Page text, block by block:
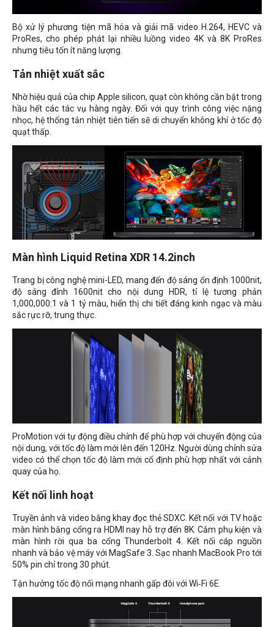
Bộ xử lý phương tiện mã hóa và giải mã video H.264, HEVC và
ProRes, cho phép phát lại nhiều luồng video 4K và 8K ProRes
nhưng tiêu tốn ít năng lượng.
Tản nhiệt xuất sắc
Nhờ hiệu quả của chip Apple silicon, quạt còn không cần bật trong
hầu hết các tác vụ hàng ngày. Đối với quy trình công việc nặng
nhọc, hệ thống tản nhiệt tiên tiến sẽ di chuyển không khí ở tốc độ
quạt thấp.
Màn hình Liquid Retina XDR 14.2inch
Trang bị công nghệ mini-LED, mang đến độ sáng ổn định 1000nit,
độ sáng đỉnh 1600nit cho nội dung HDR, tỉ lệ tương phản
1,000,000:1 và 1 tỷ màu, hiển thị chi tiết đáng kinh ngạc và màu
sắc rực rỡ, trung thực.
ProMotion với tự động điều chỉnh để phù hợp với chuyển động của
nội dung, với tốc độ làm mới lên đến 120Hz. Người dùng chỉnh sửa
video có thể chọn tốc độ làm mới cố định phù hợp nhất với cảnh
quay của họ.
Kết nối linh hoạt
Truyền ảnh và video bằng khay đọc thẻ SDXC. Kết nối với TV hoặc
màn hình bằng cổng ra HDMI nay hỗ trợ đến 8K. Cắm phụ kiện và
màn hình rời qua ba cổng Thunderbolt 4. Kết nối cáp nguồn
nhanh và bảo vệ máy với MagSafe 3. Sạc nhanh MacBook Pro tới
50% pin chỉ trong 30 phút.
Tận hưởng tốc độ nối mạng nhanh gấp đôi với Wi‑Fi 6E.